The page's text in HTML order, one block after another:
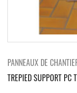
PANNEAUX DE
TREPIED SUPPORT